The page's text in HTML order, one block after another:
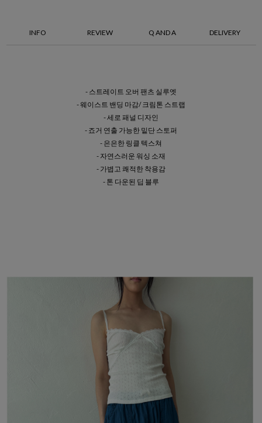
INFO REVIEW Q AND A DELIVERY
- 스트레이트 오버 팬츠 실루엣
- 웨이스트 밴딩 마감/ 크림톤 스트랩
- 세로 패널 디자인
- 죠거 연출 가능한 밑단 스토퍼
- 은은한 링클 텍스쳐
- 자연스러운 워싱 소재
- 가볍고 쾌적한 착용감
- 톤 다운된 딥 블루